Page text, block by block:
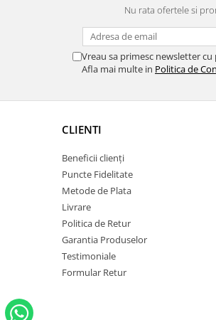
Nu rata ofertele si
Vreau sa primesc newsletter
Afla mai multe in Politica de
CLIENTI
Beneficii clienți
Puncte Fidelitate
Metode de Plata
Livrare
Politica de Retur
Garantia Produselor
Testimoniale
Formular Retur